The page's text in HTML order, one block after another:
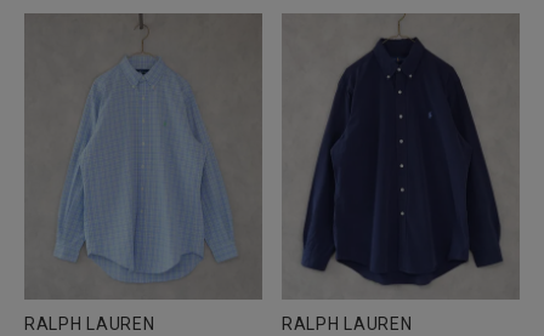
RALPH LAUREN
RALPH LAUREN